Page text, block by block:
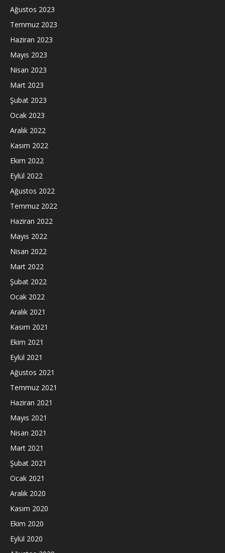
Ağustos 2023
Temmuz 2023
Haziran 2023
Mayıs 2023
Nisan 2023
Mart 2023
Şubat 2023
Ocak 2023
Aralık 2022
Kasım 2022
Ekim 2022
Eylül 2022
Ağustos 2022
Temmuz 2022
Haziran 2022
Mayıs 2022
Nisan 2022
Mart 2022
Şubat 2022
Ocak 2022
Aralık 2021
Kasım 2021
Ekim 2021
Eylül 2021
Ağustos 2021
Temmuz 2021
Haziran 2021
Mayıs 2021
Nisan 2021
Mart 2021
Şubat 2021
Ocak 2021
Aralık 2020
Kasım 2020
Ekim 2020
Eylül 2020